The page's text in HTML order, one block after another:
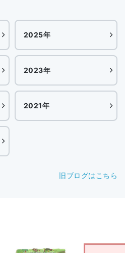
2025年
2023年
2021年
旧ブログはこちら